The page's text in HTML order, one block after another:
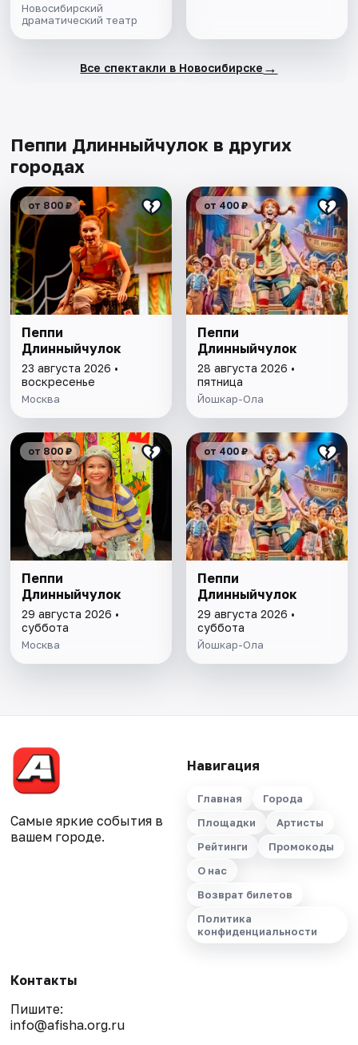
Новосибирский
драматический театр
Все спектакли в Новосибирске →
Пеппи Длинныйчулок в других
городах
от 800 ₽
Пеппи
Длинныйчулок
23 августа 2026 •
воскресенье
Москва
от 400 ₽
Пеппи
Длинныйчулок
28 августа 2026 •
пятница
Йошкар-Ола
от 800 ₽
Пеппи
Длинныйчулок
29 августа 2026 •
суббота
Москва
от 400 ₽
Пеппи
Длинныйчулок
29 августа 2026 •
суббота
Йошкар-Ола
Самые яркие события в
вашем городе.
Навигация
Главная
Города
Площадки
Артисты
Рейтинги
Промокоды
О нас
Возврат билетов
Политика
конфиденциальности
Контакты
Пишите:
info@afisha.org.ru